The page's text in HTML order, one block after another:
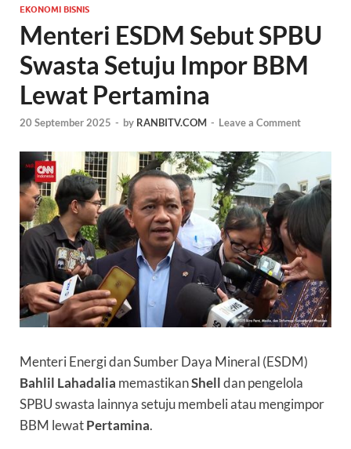
EKONOMI BISNIS
Menteri ESDM Sebut SPBU
Swasta Setuju Impor BBM
Lewat Pertamina
20 September 2025 - by RANBITV.COM - Leave a Comment
Menteri Energi dan Sumber Daya Mineral (ESDM)
Bahlil Lahadalia memastikanShelldan pengelola
SPBU swasta lainnya setuju membeli atau mengimpor
BBM lewatPertamina.